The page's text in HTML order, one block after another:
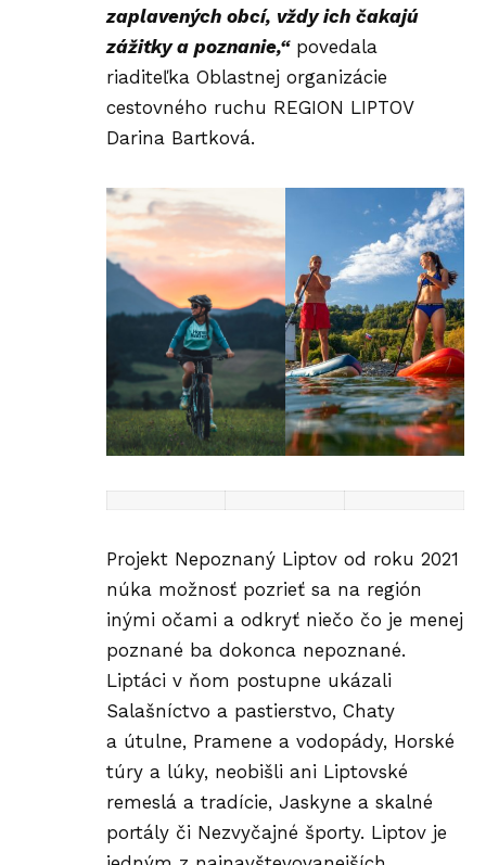
zaplavených obcí, vždy ich čakajú
zážitky a poznanie,“povedala
riaditeľka Oblastnej organizácie
cestovného ruchu REGION LIPTOV
Darina Bartková.
Projekt Nepoznaný Liptov od roku 2021
núka možnosť pozrieť sa na región
inými očami a odkryť niečo čo je menej
poznané ba dokonca nepoznané.
Liptáci v ňom postupne ukázali
Salašníctvo a pastierstvo, Chaty
a útulne, Pramene a vodopády, Horské
túry a lúky, neobišli ani Liptovské
remeslá a tradície, Jaskyne a skalné
portály či Nezvyčajné športy. Liptov je